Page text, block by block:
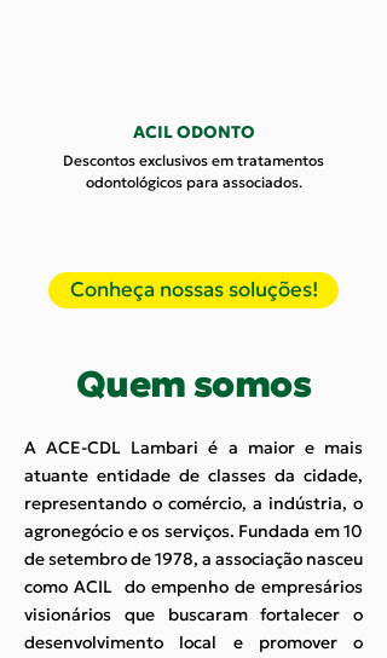
ACIL ODONTO
Descontos exclusivos em tratamentos
odontológicos para associados.
Conheça nossas soluções!
Quem somos
A ACE-CDL Lambari é a maior e mais
atuante entidade de classes da cidade,
representando o comércio, a indústria, o
agronegócio e os serviços. Fundada em 10
de setembro de 1978, a associação nasceu
como ACIL do empenho de empresários
visionários que buscaram fortalecer o
desenvolvimento local e promover o